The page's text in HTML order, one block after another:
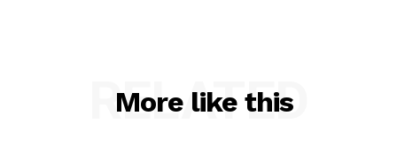
More like this
RELATED